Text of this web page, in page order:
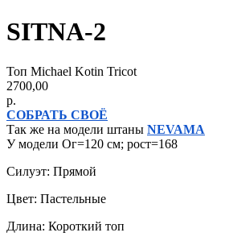
SITNA-2
Топ Michael Kotin Tricot
2700,00
р.
СОБРАТЬ СВОЁ
Так же на модели штаны NEVAMA
У модели Ог=120 см; рост=168
Силуэт: Прямой
Цвет: Пастельные
Длина: Короткий топ